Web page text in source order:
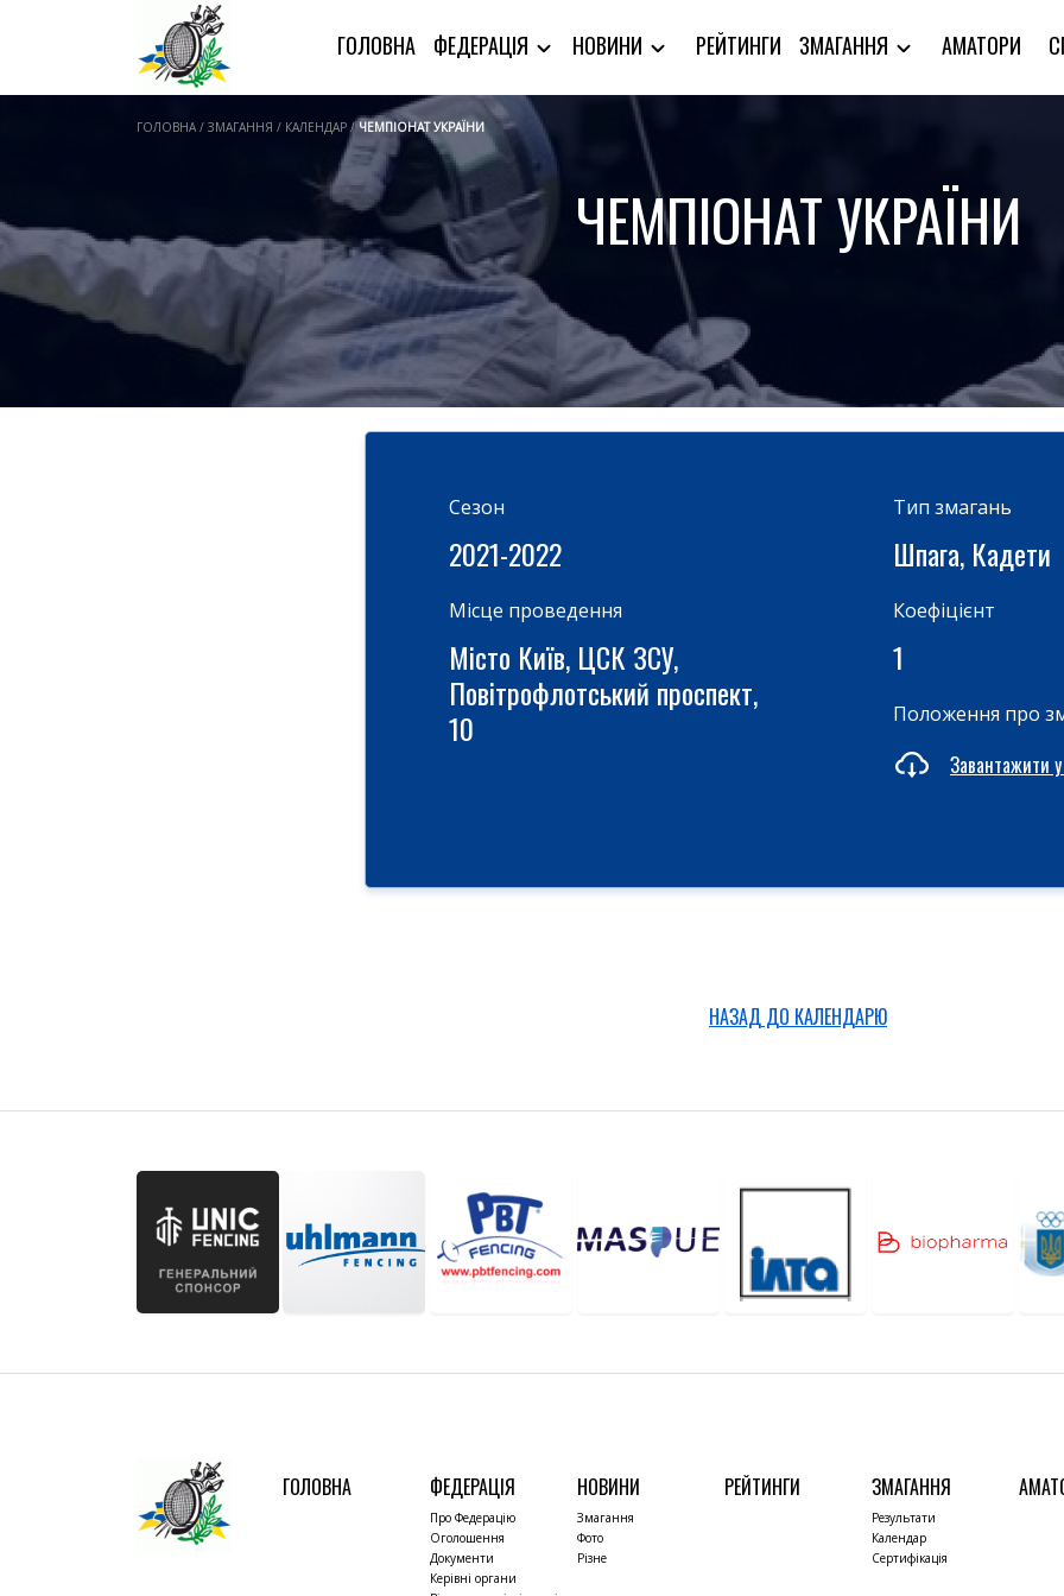
ГОЛОВНА ФЕДЕРАЦІЯ НОВИНИ РЕЙТИНГИ ЗМАГАННЯ АМАТОРИ
ГОЛОВНА / ЗМАГАННЯ / КАЛЕНДАР / ЧЕМПІОНАТ УКРАЇНИ
ЧЕМПІОНАТ УКРАЇНИ
Cезон
2021-2022
Місце проведення
Місто Київ, ЦСК ЗСУ,
Повітрофлотський проспект,
10
Тип змагань
Шпага, Кадети
Коефіцієнт
1
Положення про
Завантажити
НАЗАД ДО КАЛЕНДАРЮ
ГОЛОВНА ФЕДЕРАЦІЯ
Про Федерацію
Оголошення
Документи
Керівні органи
НОВИНИ
Змагання
Фото
Різне
РЕЙТИНГИ ЗМАГАННЯ
Результати
Календар
Сертифікація